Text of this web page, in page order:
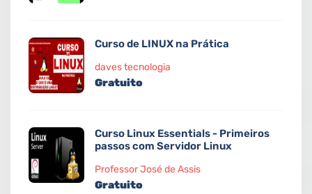
Curso de LINUX na Prática
daves tecnologia
Gratuito
Curso Linux Essentials - Primeiros
passos com Servidor Linux
Professor José de Assis
Gratuito